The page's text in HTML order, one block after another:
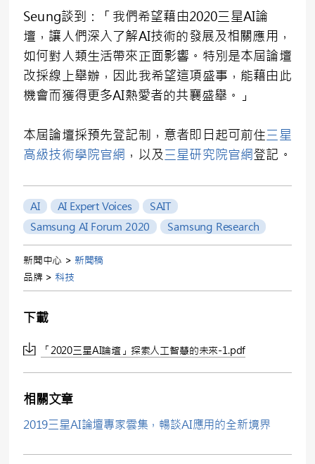
Seung談到：「我們希望藉由2020三星AI論
壇，讓人們深入了解AI技術的發展及相關應用，
如何對人類生活帶來正面影響。特別是本屆論壇
改採線上舉辦，因此我希望這項盛事，能藉由此
機會而獲得更多AI熱愛者的共襄盛舉。」
本屆論壇採預先登記制，意者即日起可前住三星
高級技術學院官網 ，以及三星研究院官網登記。
AI AI Expert Voices
SAIT
Samsung AI Forum 2020
Samsung Research
新聞中心 > 新聞稿
品牌 > 科技
下載
「2020三星AI論壇」探索人工智慧的未來-1.pdf
相關文章
2019三星AI論壇專家雲集，暢談AI應用的全新境界